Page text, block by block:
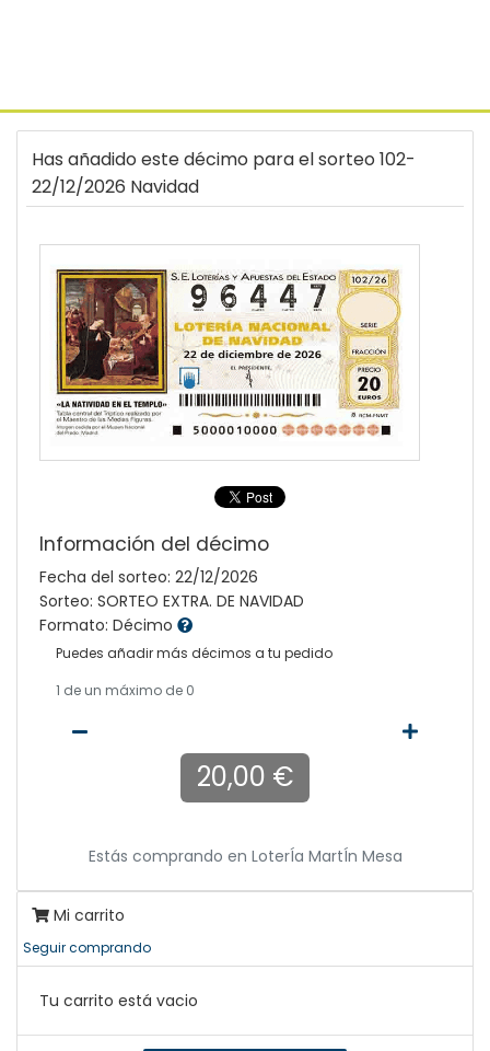
Has añadido este décimo para el sorteo 102-
22/12/2026 Navidad
Información del décimo
Fecha del sorteo: 22/12/2026
Sorteo: SORTEO EXTRA. DE NAVIDAD
Formato: Décimo
Puedes añadir más décimos a tu pedido
1 de un máximo de 0
20,00 €
Estás comprando en LoterÍa MartÍn Mesa
Mi carrito
Seguir comprando
Tu carrito está vacio